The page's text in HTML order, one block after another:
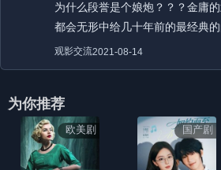
为什么段誉是个娘炮？？？金庸
都会无形中给几十年前的最经典的
观影交流2021-08-14
为你推荐
欧美剧 国产剧